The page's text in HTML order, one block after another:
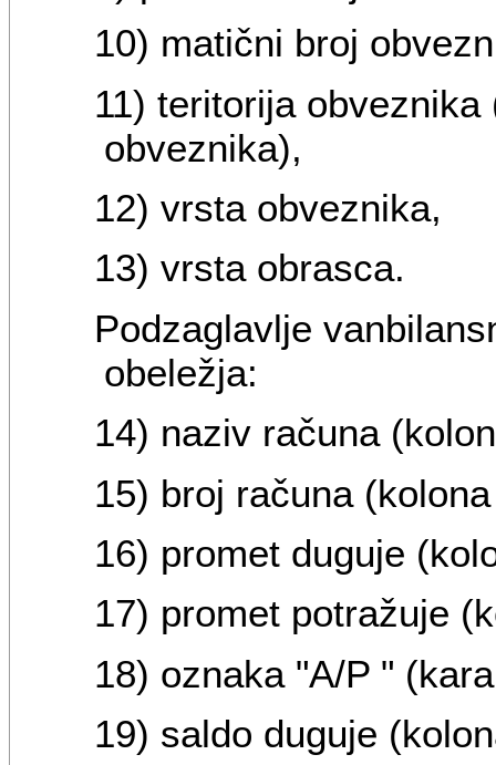
10) matični broj
11) teritorija
obveznika),
12) vrsta obveznika,
13) vrsta obrasca.
Podzaglavlje
obeležja:
14) naziv računa
15) broj računa
16) promet duguje
17) promet potražuje
18) oznaka "A/P "
19) saldo duguje